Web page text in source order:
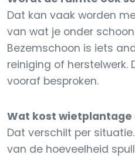
Dat kan vaak worden
van wat je onder
Bezemschoon is iets
reiniging of herstelwerk.
vooraf besproken.
Wat kost
Dat verschilt per
van de hoeveelheid